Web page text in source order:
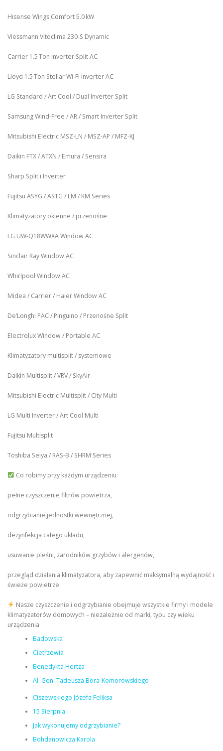
Hisense Wings Comfort 5.0 kW
Viessmann Vitoclima 230‑S Dynamic
Carrier 1.5 Ton Inverter Split AC
Lloyd 1.5 Ton Stellar Wi‑Fi Inverter AC
LG Standard / Art Cool / Dual Inverter Split
Samsung Wind-Free / AR / Smart Inverter Split
Mitsubishi Electric MSZ‑LN / MSZ‑AP / MFZ-KJ
Daikin FTX / ATXN / Emura / Sensira
Sharp Split i Inverter
Fujitsu ASYG / ASTG / LM / KM Series
Klimatyzatory okienne / przenośne
LG UW‑Q18WWXA Window AC
Sinclair Ray Window AC
Whirlpool Window AC
Midea / Carrier / Haier Window AC
De’Longhi PAC / Pinguino / Przenośne Split
Electrolux Window / Portable AC
Klimatyzatory multisplit / systemowe
Daikin Multisplit / VRV / SkyAir
Mitsubishi Electric Multisplit / City Multi
LG Multi Inverter / Art Cool Multi
Fujitsu Multisplit
Toshiba Seiya / RAS-B / SHRM Series
Co robimy przy każdym urządzeniu:
pełne czyszczenie filtrów powietrza,
odgrzybianie jednostki wewnętrznej,
dezynfekcja całego układu,
usuwanie pleśni, zarodników grzybów i alergenów,
przegląd działania klimatyzatora, aby zapewnić maksymalną wydajność i
świeże powietrze.
Nasze czyszczenie i odgrzybianie obejmuje wszystkie firmy i modele
klimatyzatorów domowych – niezależnie od marki, typu czy wieku
urządzenia.
Badowska
Cietrzewia
Benedykta Hertza
Al. Gen. Tadeusza Bora-Komorowskiego
Ciszewskiego Józefa Feliksa
15 Sierpnia
Jak wykonujemy odgrzybianie?
Bohdanowicza Karola